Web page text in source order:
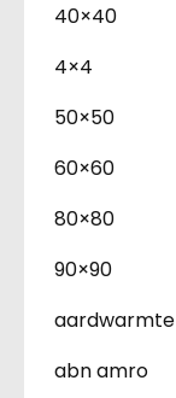
40×40
4×4
50×50
60×60
80×80
90×90
aardwarmte
abn amro